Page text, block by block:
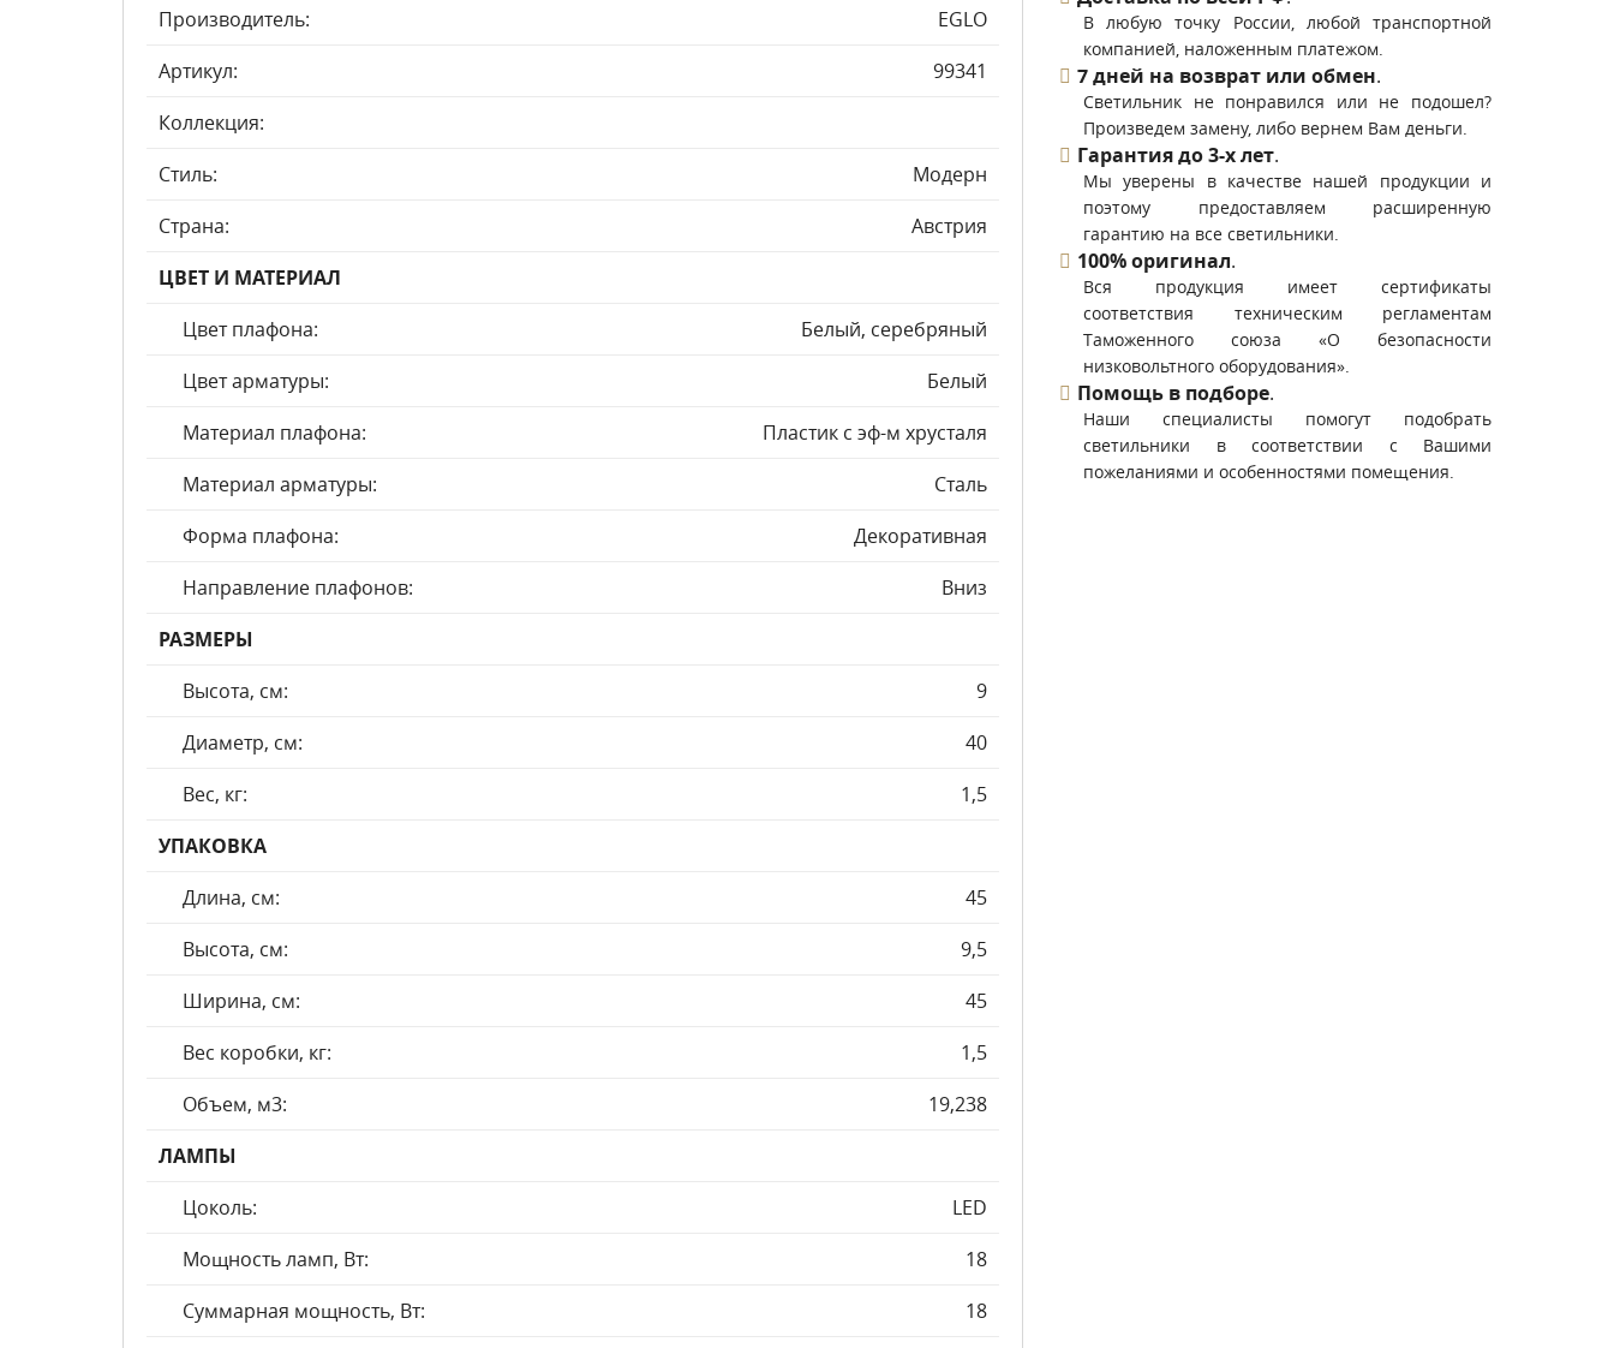
Производитель:
EGLO
Артикул:
99341
Коллекция:
Стиль:
Модерн
Страна:
Австрия
ЦВЕТ И МАТЕРИАЛ
Цвет плафона:
Белый, серебряный
Цвет арматуры:
Белый
Материал плафона:
Пластик с эф-м хрусталя
Материал арматуры:
Сталь
Форма плафона:
Декоративная
Направление плафонов:
Вниз
РАЗМЕРЫ
Высота, см:
9
Диаметр, см:
40
Вес, кг:
1,5
УПАКОВКА
Длина, см:
45
Высота, см:
9,5
Ширина, см:
45
Вес коробки, кг:
1,5
Объем, м3:
19,238
ЛАМПЫ
Цоколь:
LED
Мощность ламп, Вт:
18
Суммарная мощность, Вт:
18
В любую точку России, любой транспортной
компанией, наложенным платежом.
7 дней на возврат или обмен.
Светильник не понравился или не подошел?
Произведем замену, либо вернем Вам деньги.
Гарантия до 3-х лет.
Мы уверены в качестве нашей продукции и
поэтому предоставляем расширенную
гарантию на все светильники.
100% оригинал.
Вся продукция имеет сертификаты
соответствия техническим регламентам
Таможенного союза «О безопасности
низковольтного оборудования».
Помощь в подборе.
Наши специалисты помогут подобрать
светильники в соответствии с Вашими
пожеланиями и особенностями помещения.